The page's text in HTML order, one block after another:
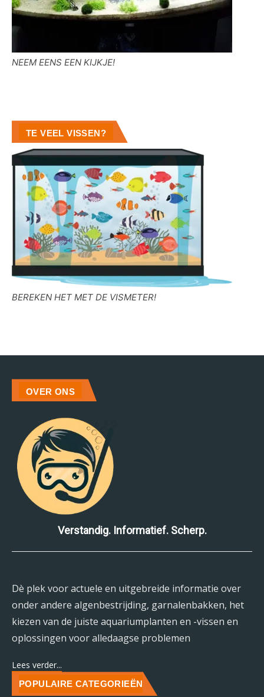
NEEM EENS EEN KIJKJE!
TE VEEL VISSEN?
BEREKEN HET MET DE VISMETER!
OVER ONS
Verstandig. Informatief. Scherp.
Dè plek voor actuele en uitgebreide informatie over
onder andere algenbestrijding, garnalenbakken, het
kiezen van de juiste aquariumplanten en -vissen en
oplossingen voor alledaagse problemen
Lees verder...
POPULAIRE CATEGORIEËN